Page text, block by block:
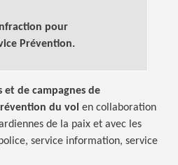
pour
Prévention.
de campagnes de
du vol en collaboration
de la paix et avec les
service information, service